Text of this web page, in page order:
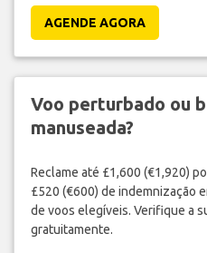
AGENDE AGORA
Voo perturbado ou
manuseada?
Reclame até £1,600 (€1,920)
£520 (€600) de indemnização
de voos elegíveis. Verifique a
gratuitamente.